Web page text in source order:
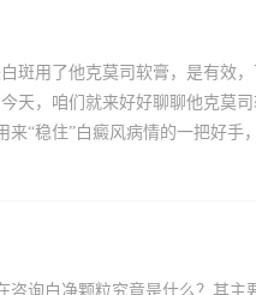
斑用了他克莫司软膏，是有效
天，咱们就来好好聊聊他克
“稳住”白癜风病情的一把好手
咨询白净颗粒究竟是什么？其